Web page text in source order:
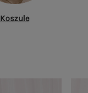
Koszule